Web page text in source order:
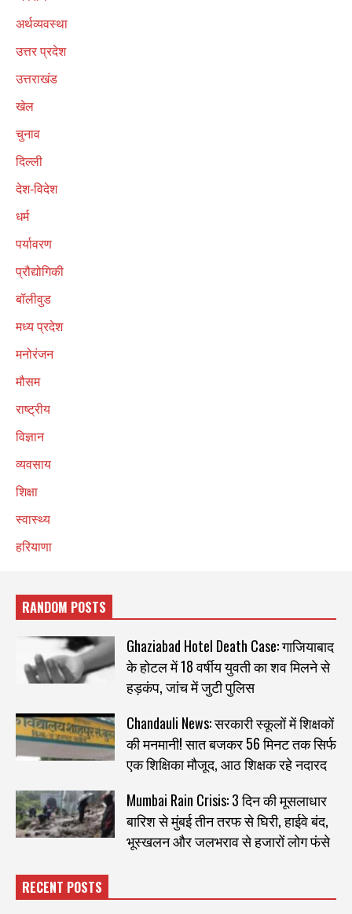
अर्थव्यवस्था
उत्तर प्रदेश
उत्तराखंड
खेल
चुनाव
दिल्ली
देश-विदेश
धर्म
पर्यावरण
प्रौद्योगिकी
बॉलीवुड
मध्य प्रदेश
मनोरंजन
मौसम
राष्ट्रीय
विज्ञान
व्यवसाय
शिक्षा
स्वास्थ्य
हरियाणा
RANDOM POSTS
Ghaziabad Hotel Death Case: गाजियाबाद
के होटल में 18 वर्षीय युवती का शव मिलने से
हड़कंप, जांच में जुटी पुलिस
Chandauli News: सरकारी स्कूलों में शिक्षकों
की मनमानी! सात बजकर 56 मिनट तक सिर्फ
एक शिक्षिका मौजूद, आठ शिक्षक रहे नदारद
Mumbai Rain Crisis: 3 दिन की मूसलाधार
बारिश से मुंबई तीन तरफ से घिरी, हाईवे बंद,
भूस्खलन और जलभराव से हजारों लोग फंसे
RECENT POSTS